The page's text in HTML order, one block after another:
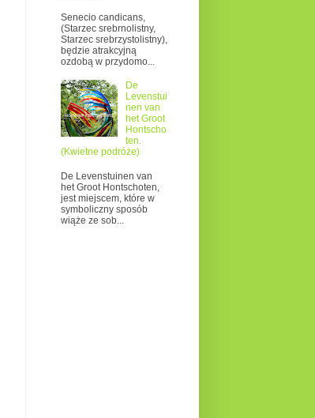
Senecio candicans,
(Starzec srebrnolistny,
Starzec srebrzystolistny),
będzie atrakcyjną
ozdobą w przydomo...
De
Levenstui
nen van
het Groot
Hontscho
ten.
(Kwietne podróże)
De Levenstuinen van
het Groot Hontschoten,
jest miejscem, które w
symboliczny sposób
wiąże ze sob...